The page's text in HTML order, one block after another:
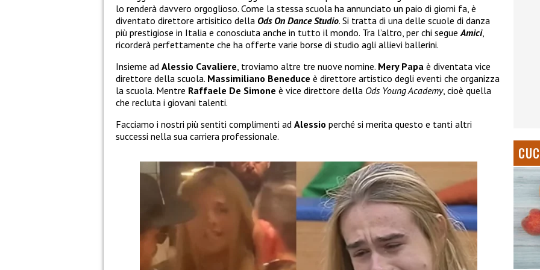
lo renderà davvero orgoglioso. Come la stessa scuola ha annunciato un paio di giorni fa, è
diventato direttore artisitico della Ods On Dance Studio. Si tratta di una delle scuole di danza
più prestigiose in Italia e conosciuta anche in tutto il mondo. Tra l’altro, per chi segueAmici,
ricorderà perfettamente che ha offerte varie borse di studio agli allievi ballerini.
Insieme ad Alessio Cavaliere, troviamo altre tre nuove nomine. Mery Papa è diventata vice
direttore della scuola. Massimiliano Beneduce è direttore artistico degli eventi che organizza
la scuola. Mentre Raffaele De Simone è vice direttore della Ods Young Academy, cioè quella
che recluta i giovani talenti.
Facciamo i nostri più sentiti complimenti ad Alessio perché si merita questo e tanti altri
successi nella sua carriera professionale.